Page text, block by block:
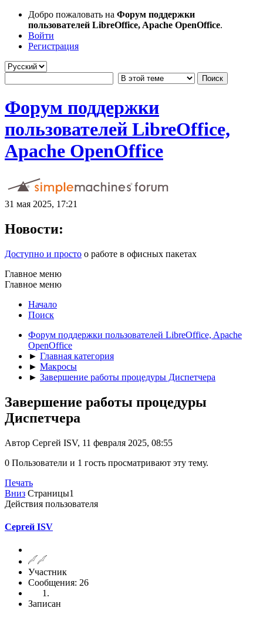
Добро пожаловать на Форум поддержки
пользователей LibreOffice, Apache OpenOffice.
Войти
Регистрация
Форум поддержки
пользователей LibreOffice,
Apache OpenOffice
31 мая 2025, 17:21
Новости:
Доступно и просто о работе в офисных пакетах
Главное меню
Главное меню
Начало
Поиск
Форум поддержки пользователей LibreOffice, Apache
OpenOffice
► Главная категория
► Макросы
► Завершение работы процедуры Диспетчера
Завершение работы процедуры
Диспетчера
Автор Сергей ISV, 11 февраля 2025, 08:55
0 Пользователи и 1 гость просматривают эту тему.
Печать
Вниз Страницы1
Действия пользователя
Сергей ISV
Участник
Сообщения: 26
Записан